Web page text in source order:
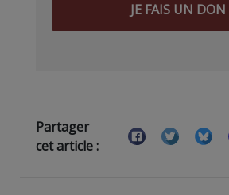
JE FAIS UN DON
Partager
cet article :